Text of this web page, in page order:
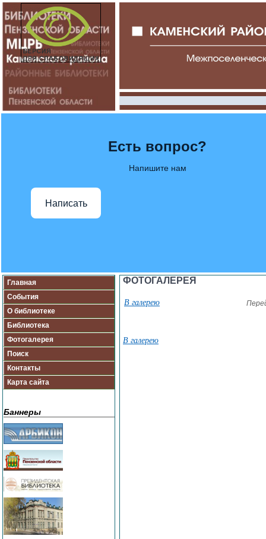
Есть вопрос?
Напишите нам
Написать
Главная
События
О библиотеке
Библиотека
Фотогалерея
Поиск
Контакты
Карта сайта
Баннеры
ФОТОГАЛЕРЕЯ
В галерею
В галерею